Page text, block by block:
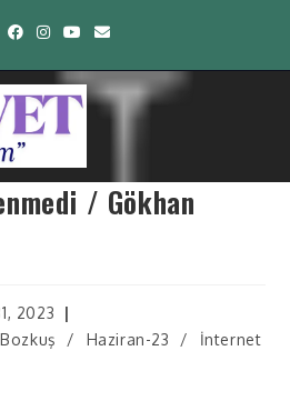
/ Gökhan
2023
/ Haziran-23 /
İnternet